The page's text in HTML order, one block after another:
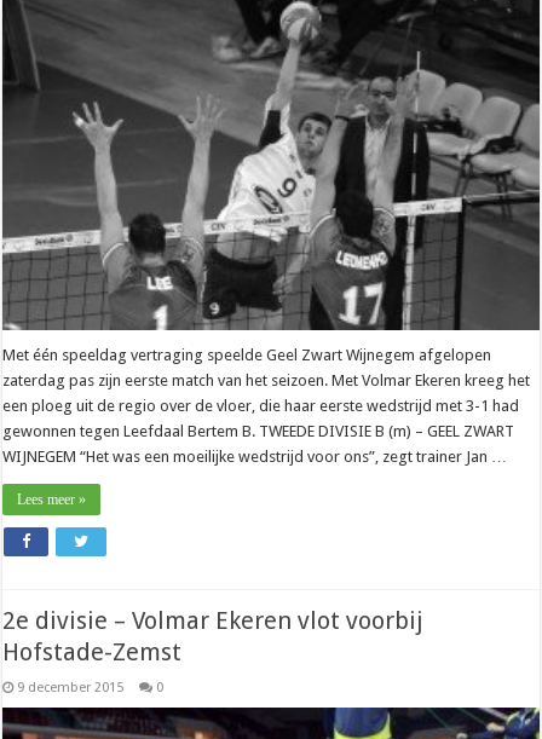
Met één speeldag vertraging speelde Geel Zwart Wijnegem afgelopen
zaterdag pas zijn eerste match van het seizoen. Met Volmar Ekeren kreeg het
een ploeg uit de regio over de vloer, die haar eerste wedstrijd met 3-1 had
gewonnen tegen Leefdaal Bertem B. TWEEDE DIVISIE B (m) – GEEL ZWART
WIJNEGEM “Het was een moeilijke wedstrijd voor ons”, zegt trainer Jan …
Lees meer »
2e divisie – Volmar Ekeren vlot voorbij
Hofstade-Zemst
9 december 2015 0